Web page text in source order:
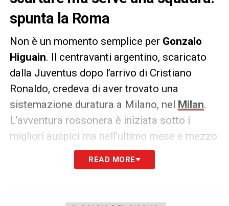
spunta la Roma
Non è un momento semplice per Gonzalo
Higuain. Il centravanti argentino, scaricato
dalla Juventus dopo l’arrivo di Cristiano
Ronaldo, credeva di aver trovato una
sistemazione duratura a Milano, nel Milan.
L’avventura rossonera è iniziata sotto i
migliori auspici ma nell’ultimo mese e mezzo
le cose non sono andate nel versante giusto.
Il club rossonero inizia ad avere dei dubbi sul
di fila tra campionato e coppa. Secondo
READ MORE